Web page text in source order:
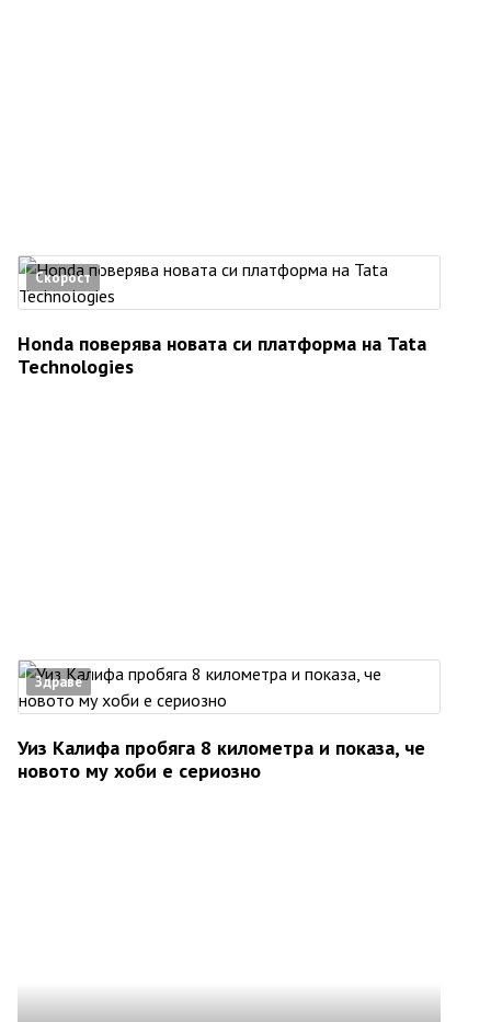
Скорост
Honda поверява новата си платформа на Tata
Technologies
Здраве
Уиз Калифа пробяга 8 километра и показа, че
новото му хоби е сериозно